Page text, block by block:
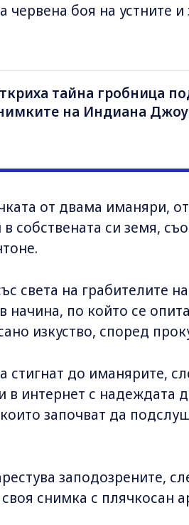
боя на устните и
тайна гробница
на Индиана
от двама иманяри,
собствената си земя,
света на грабителите
начина, по който се
изкуство, според
стигнат до иманярите,
в интернет с надеждата
започват да
заподозрените,
снимка с плячкосан